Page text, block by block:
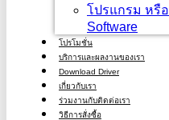
โปรแกรม หรือ
Software
โปรโมชั่น
บริการและผลงานของเรา
Download Driver
เกี่ยวกับเรา
ร่วมงานกับติดต่อเรา
วิธีการสั่งซื้อ